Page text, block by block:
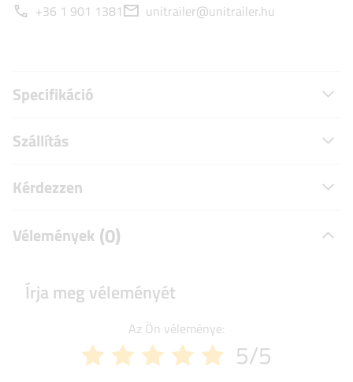
+36 1 901 1381 unitrailer@unitrailer.hu
Specifikáció
Szállítás
Kérdezzen
Vélemények (0)
Írja meg véleményét
Az Ön véleménye:
5/5